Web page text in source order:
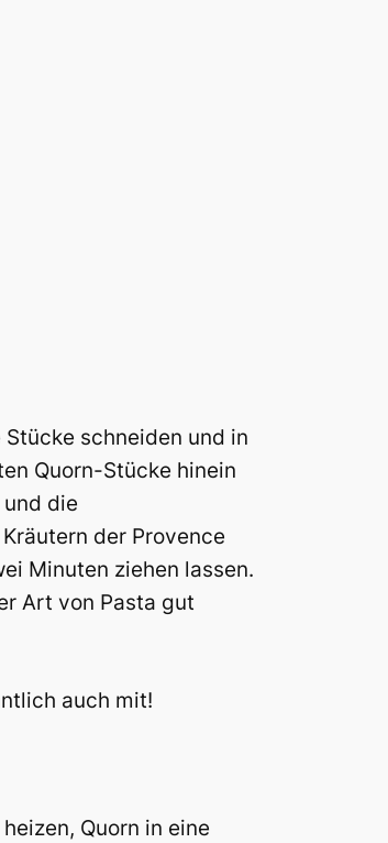
schneiden und in
Quorn-Stücke hinein
die
der Provence
Minuten ziehen lassen.
Art von Pasta gut
auch mit!
Quorn in eine